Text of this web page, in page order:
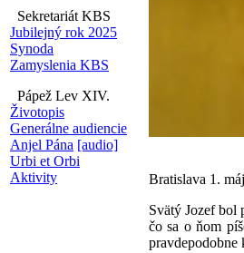
Sekretariát KBS
Jubilejný rok 2025
Synoda
Zamyslenia KBS
Pápež Lev XIV.
Životopis
Generálne audiencie
Anjel Pána [audio]
Urbi et Orbi
Aktivity
Bratislava 1.
Svätý Jozef bol
čo sa o ňom
pravdepodobne